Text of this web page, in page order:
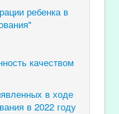
ребенка в
качеством
в ходе
в 2022 году